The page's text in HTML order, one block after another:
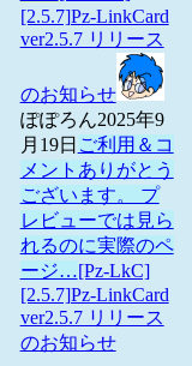
[2.5.7]Pz-LinkCard
ver2.5.7 リリース
のお知らせ
ぽぽろん2025年9
月19日 ご利用＆コ
メントありがとう
ございます。 プ
レビューでは見ら
れるのに実際のペ
ージ…[Pz-LkC]
[2.5.7]Pz-LinkCard
ver2.5.7 リリース
のお知らせ